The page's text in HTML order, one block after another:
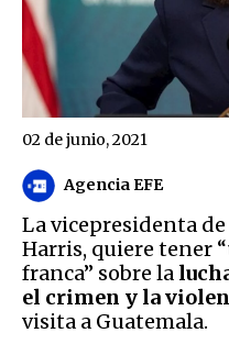
Agencia EFE
02 de junio, 2021
La vicepresidenta
Harris, quiere tener
franca” sobre la
el crimen y la
visita a Guatemala.